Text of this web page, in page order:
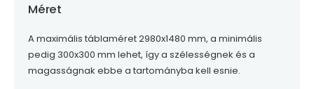
Méret
A maximális táblaméret 2980x1480 mm, a minimális
pedig 300x300 mm lehet, így a szélességnek és a
magasságnak ebbe a tartományba kell esnie.